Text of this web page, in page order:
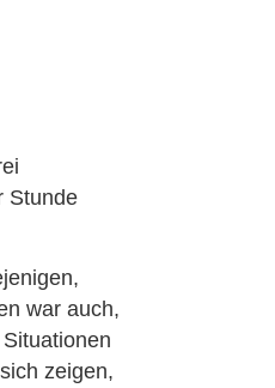
Stunde
war auch,
zeigen,